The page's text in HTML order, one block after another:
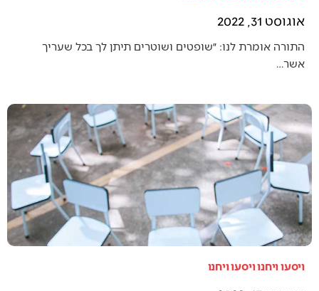
אוגוסט 31, 2022
התורה אומרת לנו: ״שופטים ושוטרים תיתן לך בכל שעריך
אשר…
ויסעו ויחנו ויסעו ויחנו